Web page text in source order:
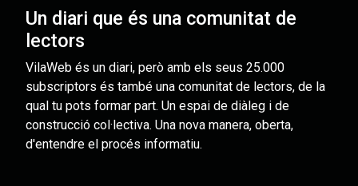
Un diari que és una comunitat de
lectors
VilaWeb és un diari, però amb els seus 25.000
subscriptors és també una comunitat de lectors, de la
qual tu pots formar part. Un espai de diàleg i de
construcció col·lectiva. Una nova manera, oberta,
d'entendre el procés informatiu.